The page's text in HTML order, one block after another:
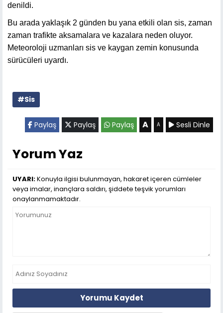
denildi.
Bu arada yaklaşık 2 günden bu yana etkili olan sis, zaman
zaman trafikte aksamalara ve kazalara neden oluyor.
Meteoroloji uzmanları sis ve kaygan zemin konusunda
sürücüleri uyardı.
#Sis
Paylaş Paylaş Paylaş A A Sesli Dinle
Yorum Yaz
UYARI:Konuyla ilgisi bulunmayan, hakaret içeren cümleler
veya imalar, inançlara saldırı, şiddete teşvik yorumları
onaylanmamaktadır.
Yorumu Kaydet